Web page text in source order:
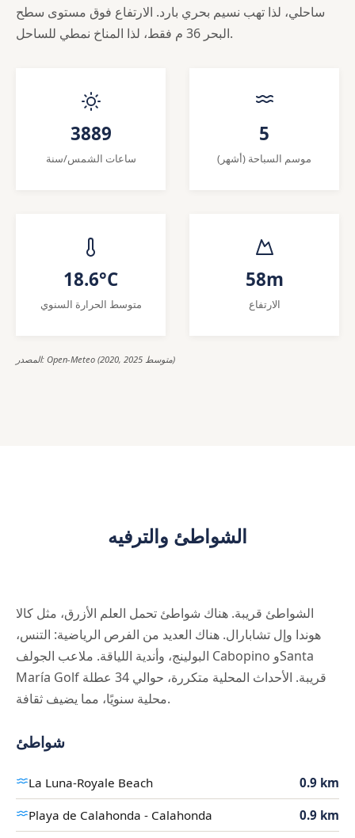
ساحلي، لذا تهب نسيم بحري بارد. الارتفاع فوق مستوى سطح
البحر 36 م فقط، لذا المناخ نمطي للساحل.
3889
ساعات الشمس/سنة
5
موسم السباحة (أشهر)
18.6°C
متوسط الحرارة السنوي
58m
الارتفاع
المصدر: Open-Meteo (2020, 2025 متوسط)
الشواطئ والترفيه
الشواطئ قريبة. هناك شواطئ تحمل العلم الأزرق، مثل كالا
هوندا وإل تشابارال. هناك العديد من الفرص الرياضية: التنس،
البولينج، وأندية اللياقة. ملاعب الجولف Cabopino وSanta
María Golf قريبة. الأحداث المحلية متكررة، حوالي 34 عطلة
محلية سنويًا، مما يضيف ثقافة.
شواطئ
La Luna-Royale Beach 0.9 km
Playa de Calahonda - Calahonda 0.9 km